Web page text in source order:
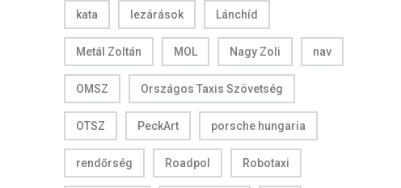
kata lezárások Lánchíd
Metál Zoltán MOL Nagy Zoli nav
OMSZ Országos Taxis Szövetség
OTSZ PeckArt porsche hungaria
rendőrség Roadpol Robotaxi